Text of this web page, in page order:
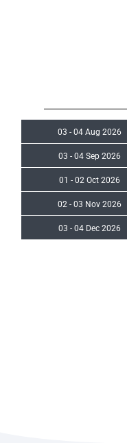
03 - 04 Aug 2026
03 - 04 Sep 2026
01 - 02 Oct 2026
02 - 03 Nov 2026
03 - 04 Dec 2026